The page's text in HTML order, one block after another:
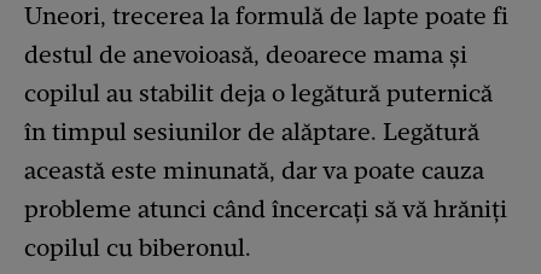
Uneori, trecerea la formulă de lapte poate fi
destul de anevoioasă, deoarece mama și
copilul au stabilit deja o legătură puternică
în timpul sesiunilor de alăptare. Legătură
această este minunată, dar va poate cauza
probleme atunci când încercați să vă hrăniți
copilul cu biberonul.